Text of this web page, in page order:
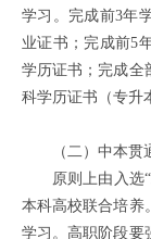
学习。完成前3年
业证书；完成前5
学历证书；完成全
科学历证书（专升
（二）中本贯
原则上由入选
本科高校联合培养
学习。高职阶段要